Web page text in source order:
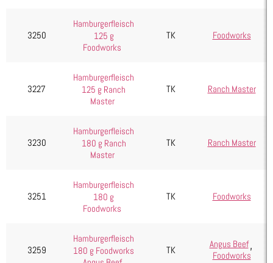
3250
Hamburgerfleisch
125 g
Foodworks
TK Foodworks
3227
Hamburgerfleisch
125 g Ranch
Master
TK Ranch Master
3230
Hamburgerfleisch
180 g Ranch
Master
TK Ranch Master
3251
Hamburgerfleisch
180 g
Foodworks
TK Foodworks
3259
Hamburgerfleisch
180 g Foodworks
TK
Angus Beef,
Foodworks